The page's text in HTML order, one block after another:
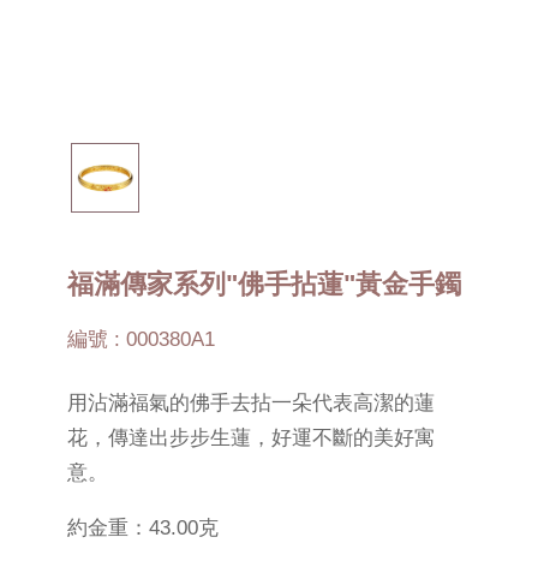
福滿傳家系列"佛手拈蓮"黃金手鐲
編號 : 000380A1
用沾滿福氣的佛手去拈一朵代表高潔的蓮
花，傳達出步步生蓮，好運不斷的美好寓
意。
約金重：43.00克